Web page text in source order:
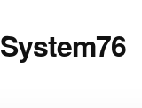
System76